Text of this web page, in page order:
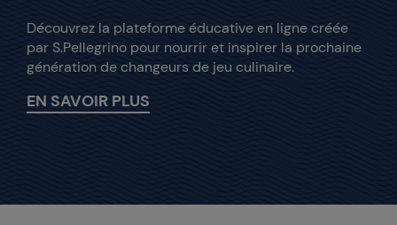
Découvrez la plateforme éducative en ligne créée
par S.Pellegrino pour nourrir et inspirer la prochaine
génération de changeurs de jeu culinaire.
EN SAVOIR PLUS